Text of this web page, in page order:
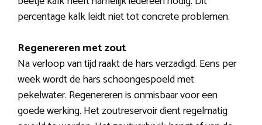
percentage kalk leidt niet tot concrete problemen.
Regenereren met zout
Na verloop van tijd raakt de hars verzadigd. Eens per
week wordt de hars schoongespoeld met
pekelwater. Regenereren is onmisbaar voor een
goede werking. Het zoutreservoir dient regelmatig